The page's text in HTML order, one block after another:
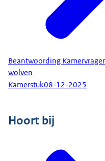
Beantwoording
wolven
Kamerstuk08-12-2025
Hoort bij